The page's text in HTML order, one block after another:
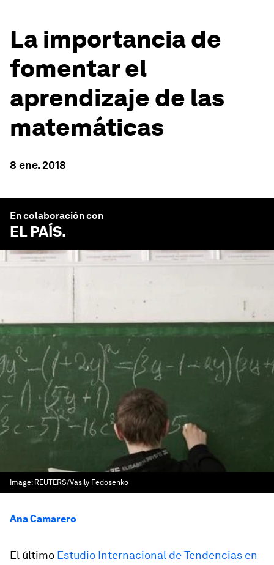
La importancia de
fomentar el
aprendizaje de las
matemáticas
8 ene. 2018
En colaboración con
EL PAÍS.
Image: REUTERS/Vasily Fedosenko
Ana Camarero
El último Estudio Internacional de Tendencias en